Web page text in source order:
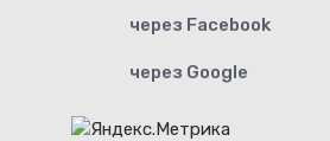
через Facebook
через Google